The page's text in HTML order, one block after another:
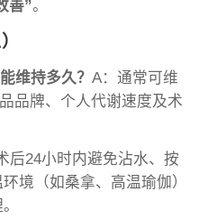
善”。
维持多久？ A：通常可维
品牌、个人代谢速度及术
后24小时内避免沾水、按
境（如桑拿、高温瑜伽）